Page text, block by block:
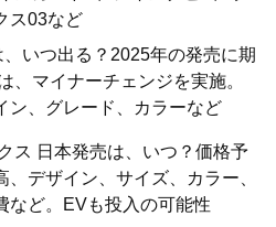
ス03など
いつ出る？2025年の発売に期
、マイナーチェンジを実施。
ン、グレード、カラーなど
ス 日本発売は、いつ？価格予
、デザイン、サイズ、カラー、
など。EVも投入の可能性